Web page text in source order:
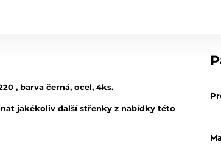
, barva černá, ocel, 4ks.
jakékoliv další střenky z nabídky této